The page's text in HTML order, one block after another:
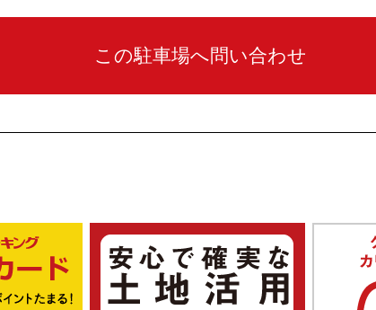
この駐車場へ問い合わせ